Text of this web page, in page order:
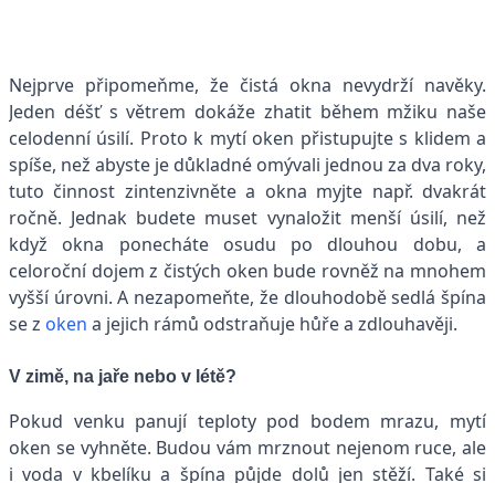
Nejprve připomeňme, že čistá okna nevydrží navěky.
Jeden déšť s větrem dokáže zhatit během mžiku naše
celodenní úsilí. Proto k mytí oken přistupujte s klidem a
spíše, než abyste je důkladné omývali jednou za dva roky,
tuto činnost zintenzivněte a okna myjte např. dvakrát
ročně. Jednak budete muset vynaložit menší úsilí, než
když okna ponecháte osudu po dlouhou dobu, a
celoroční dojem z čistých oken bude rovněž na mnohem
vyšší úrovni. A nezapomeňte, že dlouhodobě sedlá špína
se z oken a jejich rámů odstraňuje hůře a zdlouhavěji.
V zimě, na jaře nebo v létě?
Pokud venku panují teploty pod bodem mrazu, mytí
oken se vyhněte. Budou vám mrznout nejenom ruce, ale
i voda v kbelíku a špína půjde dolů jen stěží. Také si